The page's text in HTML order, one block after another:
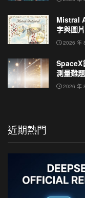
Mistral
字與圖片
2026 年
SpaceX
測量難
2026 年
近期熱門